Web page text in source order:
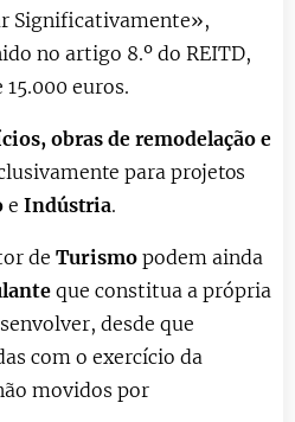
Significativamente»,
no artigo 8.º do REITD,
euros.
obras de remodelação e
para projetos
e Indústria.
de Turismo podem ainda
e que constitua a própria
desde que
com o exercício da
movidos por